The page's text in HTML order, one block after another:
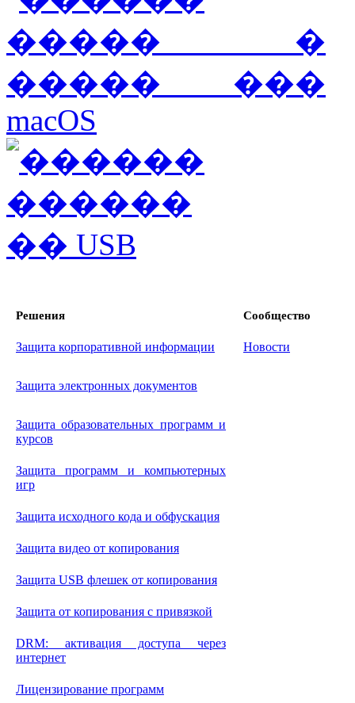
Решения Сообщество
Защита корпоративной информации Новости
Защита электронных документов
Защита образовательных программ и
курсов
Защита программ и компьютерных
игр
Защита исходного кода и обфускация
Защита видео от копирования
Защита USB флешек от копирования
Защита от копирования с привязкой
DRM: активация доступа через
интернет
Лицензирование программ